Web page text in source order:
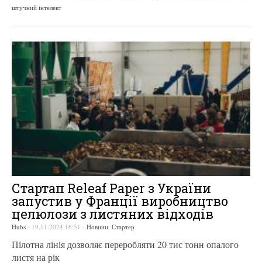
штучний інтелект
Стартап Releaf Paper з України
запустив у Франції виробництво
целюлози з листяних відходів
Hubs - 19.11.2024 16:51 - Новини, Стартер
Пілотна лінія дозволяє переробляти 20 тис тонн опалого
листя на рік